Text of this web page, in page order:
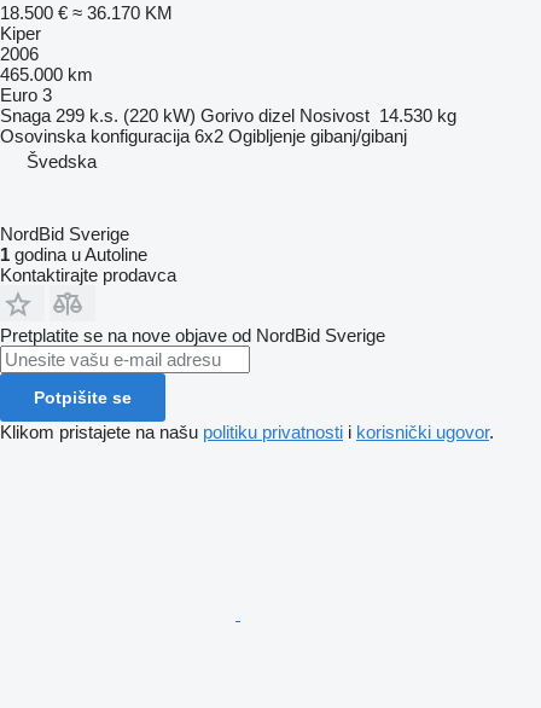
18.500 € ≈ 36.170 KM
Kiper
2006
465.000 km
Euro 3
Snaga 299 k.s. (220 kW) Gorivo dizel Nosivost 14.530 kg
Osovinska konfiguracija 6x2 Ogibljenje gibanj/gibanj
Švedska
NordBid Sverige
1 godina u Autoline
Kontaktirajte prodavca
Pretplatite se na nove objave od NordBid Sverige
Potpišite se
Klikom pristajete na našu politiku privatnosti i korisnički ugovor.